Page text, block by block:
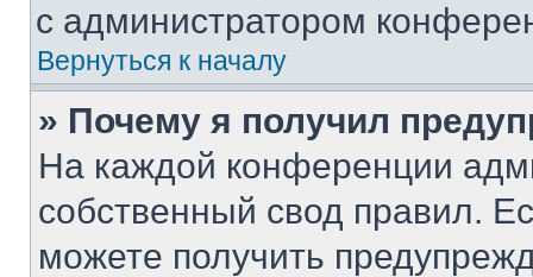
с администратором
Вернуться к началу
» Почему я получил
На каждой конференции
собственный свод правил.
можете получить